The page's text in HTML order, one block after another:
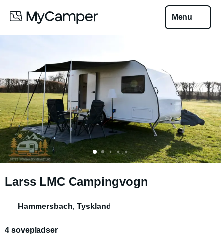
Menu
Larss LMC Campingvogn
Hammersbach, Tyskland
4 sovepladser